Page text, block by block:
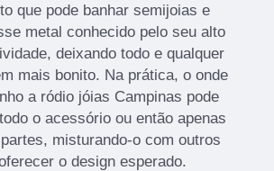
que pode banhar semijoias e
metal conhecido pelo seu alto
deixando todo e qualquer
mais bonito. Na prática, o onde
a ródio jóias Campinas pode
o acessório ou então apenas
misturando-o com outros
o design esperado.